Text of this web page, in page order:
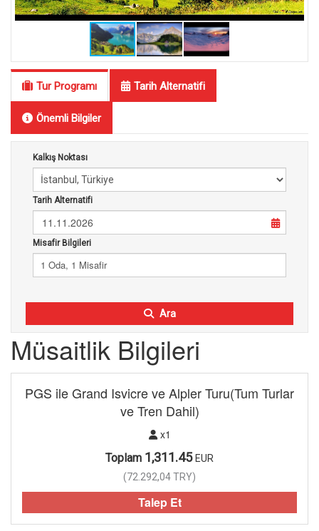
Tur Programı Tarih Alternatifi
Önemli Bilgiler
Kalkış Noktası
Tarih Alternatifi
11.11.2026
Misafir Bilgileri
1 Oda, 1 Misafir
Ara
Müsaitlik Bilgileri
PGS ile Grand Isvicre ve Alpler Turu(Tum Turlar
ve Tren Dahil)
x1
Toplam 1,311.45 EUR
(72.292,04TRY)
Talep Et